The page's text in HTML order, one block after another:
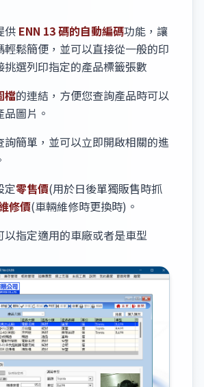
供 ENN 13 碼的自動編碼功能，讓
輕鬆簡便，並可以直接從一般的印
挑選列印指定的產品標籤張數
檔的連結，方便您查詢產品時可以
圖片。
詢簡單，並可以立即開啟相關的進
定零售價(用於日後單獨販售時抓
修價(車輛維修時更換時)。
以指定適用的車廠或者是車型